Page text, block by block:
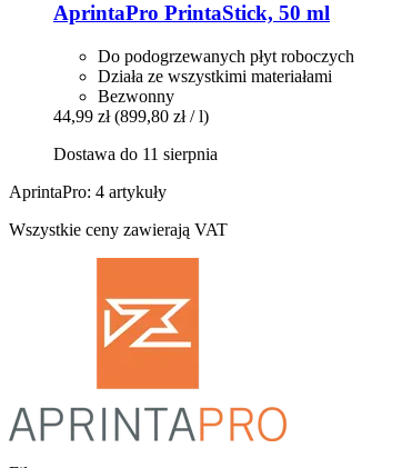
AprintaPro PrintaStick, 50 ml
Do podogrzewanych płyt roboczych
Działa ze wszystkimi materiałami
Bezwonny
44,99 zł (899,80 zł / l)
Dostawa do 11 sierpnia
AprintaPro: 4 artykuły
Wszystkie ceny zawierają VAT